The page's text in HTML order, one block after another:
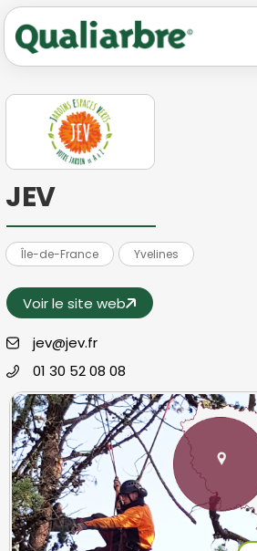
JEV
Île-de-France Yvelines
Voir le site web
jev@jev.fr
01 30 52 08 08